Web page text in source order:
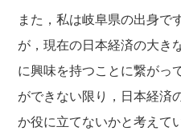
また，私は岐阜県の出身で
が，現在の日本経済の大き
に興味を持つことに繋がっ
ができない限り，日本経済
か役に立てないかと考えて